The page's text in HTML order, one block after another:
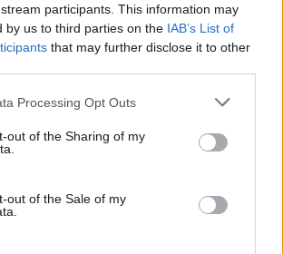
participants. This information may
by us to third parties on the IAB’s List of
that may further disclose it to other
website/app uses one or more Google
visit or usage behaviour. You may click to
to Google and its third-party tags to
below specified purposes in below Google
Processing Opt Outs
out of the Sharing of my
out of the Sale of my
(16’) από ωραία αντεπίθεση